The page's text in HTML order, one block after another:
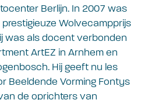
Berlijn. In 2007 was
Wolvecampprijs
was als docent verbonden
ArtEZ in Arnhem en
Hij geeft nu les
Beeldende Vorming Fontys
de oprichters van